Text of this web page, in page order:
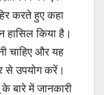
करते हुए कहा
हासिल किया है।
चाहिए और यह
से उपयोग करें।
बारे में जानकारी